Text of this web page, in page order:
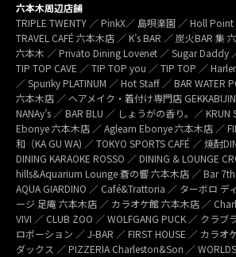
六本木周辺店舗
TRIPLE TWENTY ／ PinkX／ 島唄楽園 ／ Holl
TRAVEL CAFÉ 六本木店 ／ K’s BAR ／ 炭火BAR 集
六本木 ／ Privato Dining Lovenet ／ Sugar Daddy
TIP TOP CAVE ／ TIP TOP you ／ TIP TOP ／
／ Spunky PLATINUM ／ Hot Staff ／ BAR WATER
六本木店 ／ ヘアメイク・着付け専門店
NANAy’s ／ BAR BLU ／ しょうがの香り。／ KRUN
Ebonye 六本木店 ／ Agleam Ebonye 六本木店 ／
和（KA GU WA) ／ TOKYO SPORTS CAFÉ ／ 焼酎
DINING KARAOKE ROSSO ／ DINING & LOUNGE
hills&Aquarium Lounge 蒼の響 六本木店 ／ Bar
AQUA GIARDINO ／ Café&Trattoria ／ ターボロ デ
ージ 足庵 六本木店 ／ カラオケ館 六本木店 ／
VIVI ／ CLUB ZOO ／ WOLFGANG PUCK ／ クラブ
ロポーション ／ J-BAR ／ FIRST HOUSE ／ カラオ
ダックス ／ PIZZERIA Charleston&Son ／